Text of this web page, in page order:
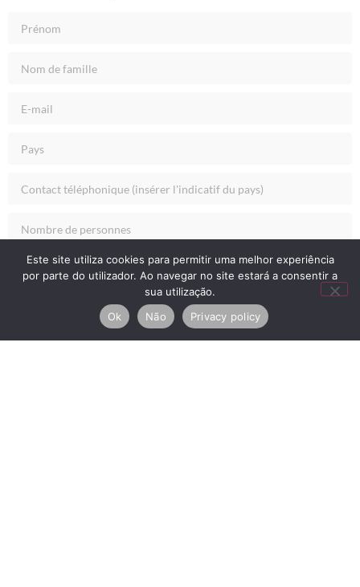
Enregistrement
Este site utiliza cookies para permitir uma melhor experiência
por parte do utilizador. Ao navegar no site estará a consentir a
sua utilização.
Ok
Não Privacy policy